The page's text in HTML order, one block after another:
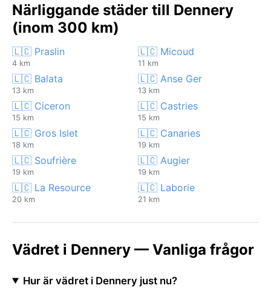
Närliggande städer till Dennery
(inom 300 km)
🇱🇨 Praslin
4 km
🇱🇨 Micoud
11 km
🇱🇨 Balata
13 km
🇱🇨 Anse Ger
13 km
🇱🇨 Ciceron
15 km
🇱🇨 Castries
15 km
🇱🇨 Gros Islet
18 km
🇱🇨 Canaries
19 km
🇱🇨 Soufrière
19 km
🇱🇨 Augier
19 km
🇱🇨 La Resource
20 km
🇱🇨 Laborie
21 km
Vädret i Dennery — Vanliga frågor
Hur är vädret i Dennery just nu?